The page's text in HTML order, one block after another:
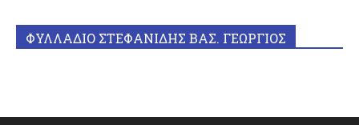
ΦΥΛΛΑΔΙΟ ΣΤΕΦΑΝΙΔΗΣ ΒΑΣ. ΓΕΩΡΓΙΟΣ